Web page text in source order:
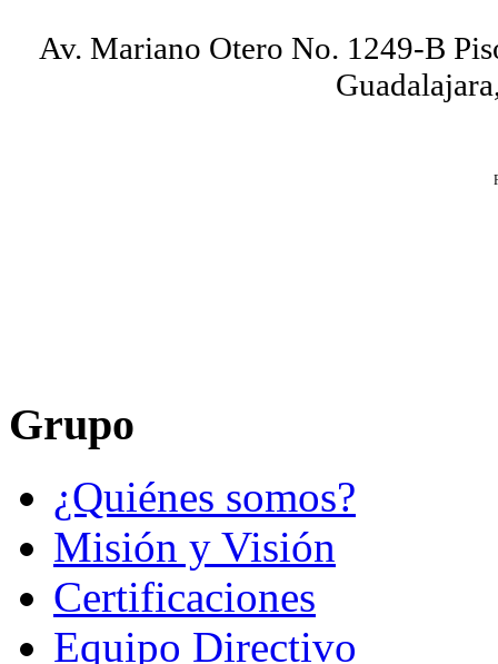
Av. Mariano Otero No. 1249-B
Grupo
¿Quiénes somos?
Misión y Visión
Certificaciones
Equipo Directivo